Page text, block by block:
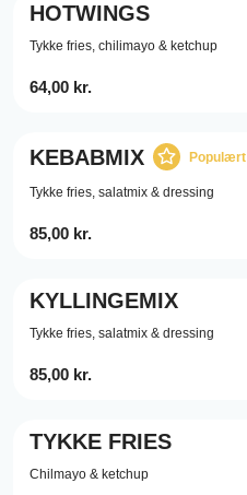
HOTWINGS
Tykke fries, chilimayo & ketchup
64,00 kr.
KEBABMIX Populært
Tykke fries, salatmix & dressing
85,00 kr.
KYLLINGEMIX
Tykke fries, salatmix & dressing
85,00 kr.
TYKKE FRIES
Chilmayo & ketchup